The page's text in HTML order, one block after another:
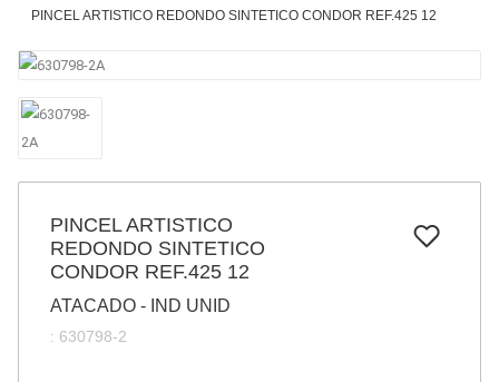
PINCEL ARTISTICO REDONDO SINTETICO CONDOR REF.425 12
PINCEL ARTISTICO
REDONDO SINTETICO
CONDOR REF.425 12
ATACADO - IND UNID
: 630798-2
1º caderno
2
papel